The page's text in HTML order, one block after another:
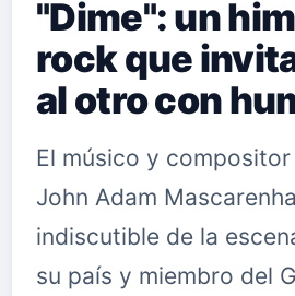
"Dime": un
rock que
al otro con
El músico y
John Adam
indiscutible de la
su país y miembro del